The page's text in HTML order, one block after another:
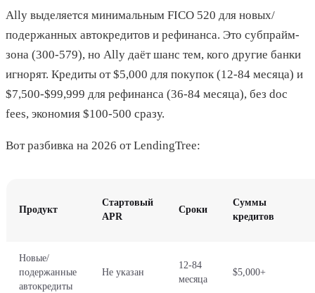
Ally выделяется минимальным FICO 520 для новых/
подержанных автокредитов и рефинанса. Это субпрайм-
зона (300-579), но Ally даёт шанс тем, кого другие банки
игнорят. Кредиты от $5,000 для покупок (12-84 месяца) и
$7,500-$99,999 для рефинанса (36-84 месяца), без doc
fees, экономия $100-500 сразу.
Вот разбивка на 2026 от LendingTree:
Продукт
Стартовый
APR
Сроки
Суммы
кредитов
Новые/
подержанные
автокредиты
Не указан
12-84
месяца
$5,000+